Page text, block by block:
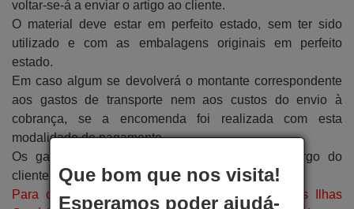
voltar-se-á a enviar o artigo ao cliente.
O material deve estar em perfeito estado, sem ter sido
utilizado e com as embalagens originais em perfeito
estado.
Em caso algum se devolverá o montante correspondente
aos gastos de transporte nem aos custos do envio à
cobrança, se a encomenda foi realizada com esta
modalidade de pagamento.
Os gastos de devolução do artigo ficarão a cargo do
cliente.
Para o caso das encomendas enviadas para as Ilhas
Que bom que nos visita!
Esperamos poder ajudá-